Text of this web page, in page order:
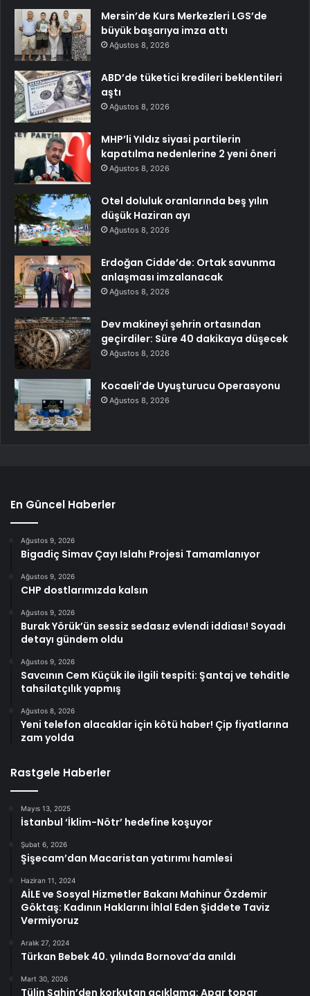
Mersin’de Kurs Merkezleri LGS’de
büyük başarıya imza attı
Ağustos 8, 2026
ABD’de tüketici kredileri beklentileri
aştı
Ağustos 8, 2026
MHP’li Yıldız siyasi partilerin
kapatılma nedenlerine 2 yeni öneri
Ağustos 8, 2026
Otel doluluk oranlarında beş yılın
düşük Haziran ayı
Ağustos 8, 2026
Erdoğan Cidde’de: Ortak savunma
anlaşması imzalanacak
Ağustos 8, 2026
Dev makineyi şehrin ortasından
geçirdiler: Süre 40 dakikaya düşecek
Ağustos 8, 2026
Kocaeli’de Uyuşturucu Operasyonu
Ağustos 8, 2026
En Güncel Haberler
Ağustos 9, 2026
Bigadiç Simav Çayı Islahı Projesi Tamamlanıyor
Ağustos 9, 2026
CHP dostlarımızda kalsın
Ağustos 9, 2026
Burak Yörük’ün sessiz sedasız evlendi iddiası! Soyadı
detayı gündem oldu
Ağustos 9, 2026
Savcının Cem Küçük ile ilgili tespiti: Şantaj ve tehditle
tahsilatçılık yapmış
Ağustos 8, 2026
Yeni telefon alacaklar için kötü haber! Çip fiyatlarına
zam yolda
Rastgele Haberler
Mayıs 13, 2025
İstanbul ‘İklim-Nötr’ hedefine koşuyor
Şubat 6, 2026
Şişecam’dan Macaristan yatırımı hamlesi
Haziran 11, 2024
AİLE ve Sosyal Hizmetler Bakanı Mahinur Özdemir
Göktaş: Kadının Haklarını İhlal Eden Şiddete Taviz
Vermiyoruz
Aralık 27, 2024
Türkan Bebek 40. yılında Bornova’da anıldı
Mart 30, 2026
Tülin Şahin’den korkutan açıklama: Apar topar